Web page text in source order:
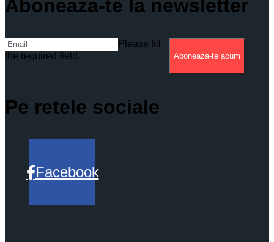
Aboneaza-te la newsletter
Please fill
the required field.
Aboneaza-te acum
Pe retele sociale
Facebook